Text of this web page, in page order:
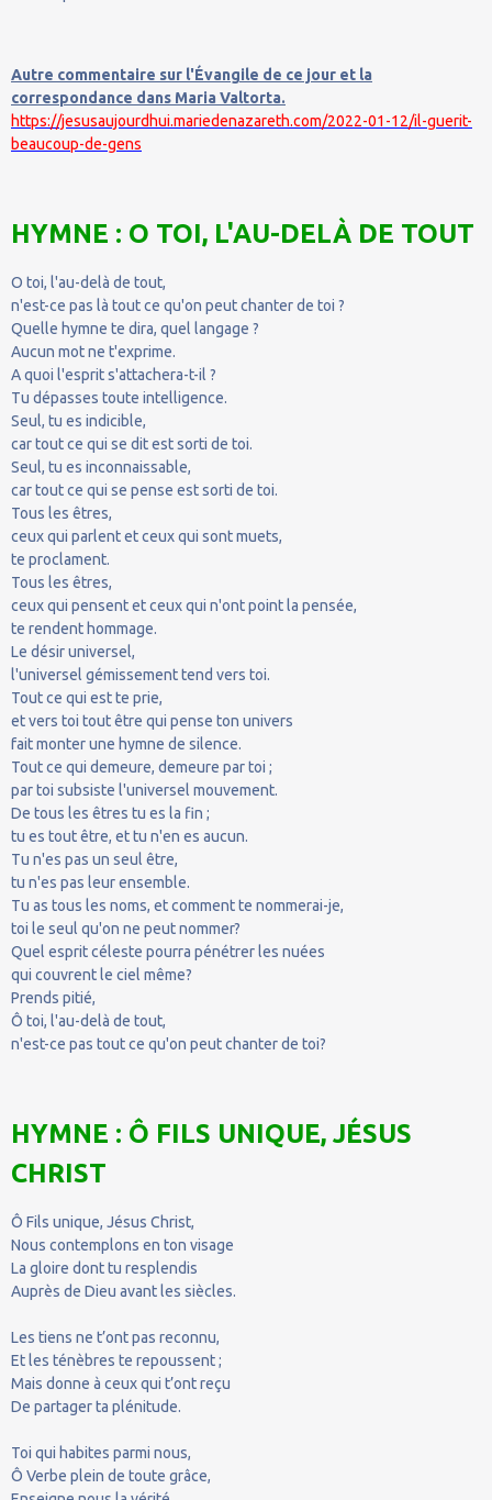
Autre commentaire sur l'Évangile de ce jour et la
correspondance dans Maria Valtorta.
https://jesusaujourdhui.mariedenazareth.com/2022-01-12/il-guerit-
beaucoup-de-gens
HYMNE : O TOI, L'AU-DELÀ DE TOUT
O toi, l'au-delà de tout,
n'est-ce pas là tout ce qu'on peut chanter de toi ?
Quelle hymne te dira, quel langage ?
Aucun mot ne t'exprime.
A quoi l'esprit s'attachera-t-il ?
Tu dépasses toute intelligence.
Seul, tu es indicible,
car tout ce qui se dit est sorti de toi.
Seul, tu es inconnaissable,
car tout ce qui se pense est sorti de toi.
Tous les êtres,
ceux qui parlent et ceux qui sont muets,
te proclament.
Tous les êtres,
ceux qui pensent et ceux qui n'ont point la pensée,
te rendent hommage.
Le désir universel,
l'universel gémissement tend vers toi.
Tout ce qui est te prie,
et vers toi tout être qui pense ton univers
fait monter une hymne de silence.
Tout ce qui demeure, demeure par toi ;
par toi subsiste l'universel mouvement.
De tous les êtres tu es la fin ;
tu es tout être, et tu n'en es aucun.
Tu n'es pas un seul être,
tu n'es pas leur ensemble.
Tu as tous les noms, et comment te nommerai-je,
toi le seul qu'on ne peut nommer?
Quel esprit céleste pourra pénétrer les nuées
qui couvrent le ciel même?
Prends pitié,
Ô toi, l'au-delà de tout,
n'est-ce pas tout ce qu'on peut chanter de toi?
HYMNE : Ô FILS UNIQUE, JÉSUS
CHRIST
Ô Fils unique, Jésus Christ,
Nous contemplons en ton visage
La gloire dont tu resplendis
Auprès de Dieu avant les siècles.
Les tiens ne t’ont pas reconnu,
Et les ténèbres te repoussent ;
Mais donne à ceux qui t’ont reçu
De partager ta plénitude.
Toi qui habites parmi nous,
Ô Verbe plein de toute grâce,